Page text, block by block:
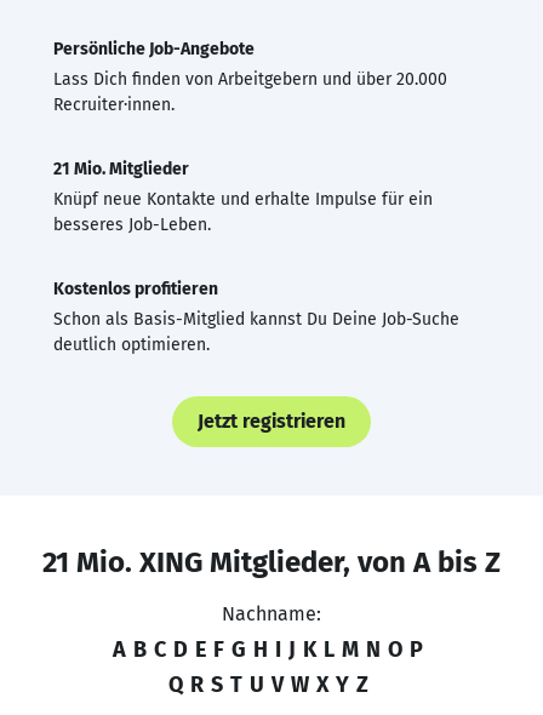
Persönliche Job-Angebote
Lass Dich finden von Arbeitgebern und über 20.000
Recruiter·innen.
21 Mio. Mitglieder
Knüpf neue Kontakte und erhalte Impulse für ein
besseres Job-Leben.
Kostenlos profitieren
Schon als Basis-Mitglied kannst Du Deine Job-Suche
deutlich optimieren.
Jetzt registrieren
21 Mio. XING Mitglieder, von A bis Z
Nachname:
A B C D E F G H I J K L M N O P
Q R S T U V W X Y Z